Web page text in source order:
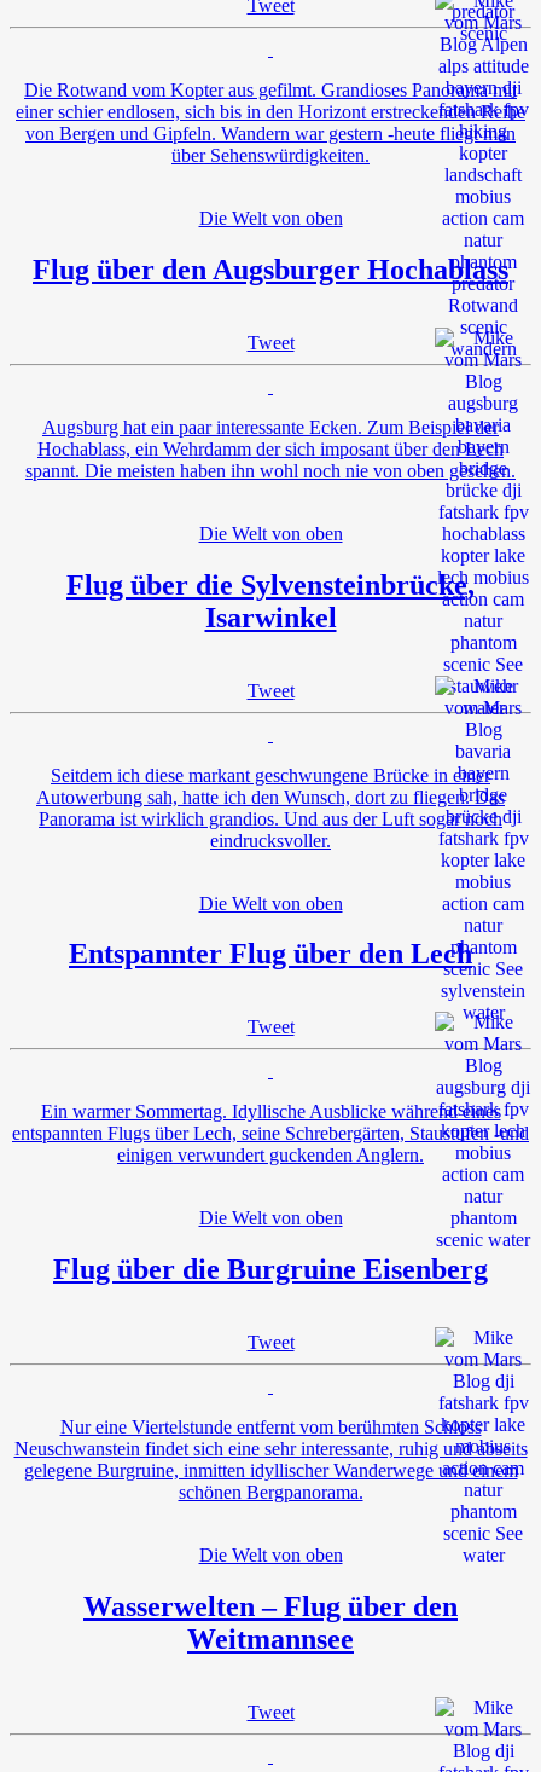
Tweet
Die Rotwand vom Kopter aus gefilmt. Grandioses Panorama mit
einer schier endlosen, sich bis in den Horizont erstreckenden Reihe
von Bergen und Gipfeln. Wandern war gestern -heute fliegt man
über Sehenswürdigkeiten.
Die Welt von oben
Flug über den Augsburger Hochablass
Tweet
Augsburg hat ein paar interessante Ecken. Zum Beispiel der
Hochablass, ein Wehrdamm der sich imposant über den Lech
spannt. Die meisten haben ihn wohl noch nie von oben gesehen.
Die Welt von oben
Flug über die Sylvensteinbrücke,
Isarwinkel
Tweet
Seitdem ich diese markant geschwungene Brücke in einer
Autowerbung sah, hatte ich den Wunsch, dort zu fliegen. Das
Panorama ist wirklich grandios. Und aus der Luft sogar noch
eindrucksvoller.
Die Welt von oben
Entspannter Flug über den Lech
Tweet
Ein warmer Sommertag. Idyllische Ausblicke während eines
entspannten Flugs über Lech, seine Schrebergärten, Staustufen -und
einigen verwundert guckenden Anglern.
Die Welt von oben
Flug über die Burgruine Eisenberg
Tweet
Nur eine Viertelstunde entfernt vom berühmten Schloss
Neuschwanstein findet sich eine sehr interessante, ruhig und abseits
gelegene Burgruine, inmitten idyllischer Wanderwege und einem
schönen Bergpanorama.
Die Welt von oben
Wasserwelten – Flug über den
Weitmannsee
Tweet